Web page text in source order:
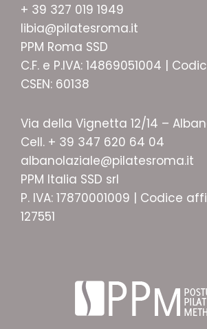
+ 39 327 019 1949
libia@pilatesroma.it
PPM Roma SSD
C.F. e P.IVA: 14869051004 |
CSEN: 60138
Via della Vignetta 12/14 –
Cell. + 39 347 620 64 04
albanolaziale@pilatesroma.it
PPM Italia SSD srl
P. IVA: 17870001009 | Codice
127551